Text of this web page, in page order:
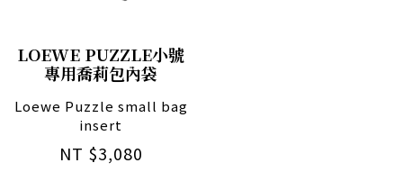
LOEWE PUZZLE小號
專用喬莉包內袋
Loewe Puzzle small bag
insert
NT $3,080